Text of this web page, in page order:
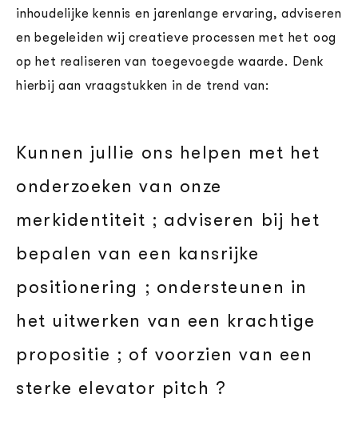
inhoudelijke kennis en jarenlange ervaring, adviseren
en begeleiden wij creatieve processen met het oog
op het realiseren van toegevoegde waarde. Denk
hierbij aan vraagstukken in de trend van:
Kunnen jullie ons helpen met het
onderzoeken van onze
merkidentiteit ; adviseren bij het
bepalen van een kansrijke
positionering ; ondersteunen in
het uitwerken van een krachtige
propositie ; of voorzien van een
sterke elevator pitch ?